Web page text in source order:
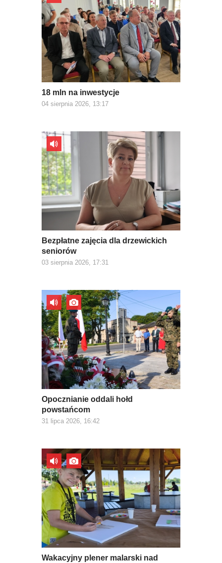
18 mln na inwestycje
04 sierpnia 2026, 13:17
Bezpłatne zajęcia dla drzewickich
seniorów
03 sierpnia 2026, 17:31
Opocznianie oddali hołd
powstańcom
31 lipca 2026, 16:42
Wakacyjny plener malarski nad